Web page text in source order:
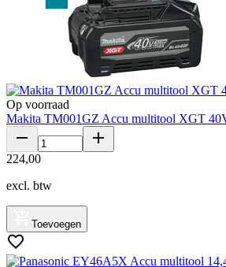
Op voorraad
Makita TM001GZ Accu multitool XGT
224,00
excl. btw
Toevoegen